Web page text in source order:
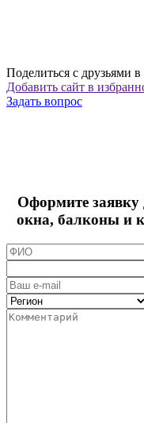
Поделиться с друзьями
Добавить сайт в
Задать вопрос
Оформите
окна, балконы и